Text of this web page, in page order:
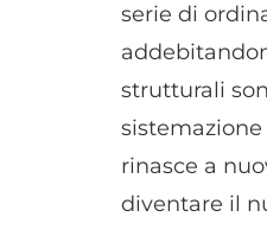
serie di
strutturali
rinasce a
diventare il